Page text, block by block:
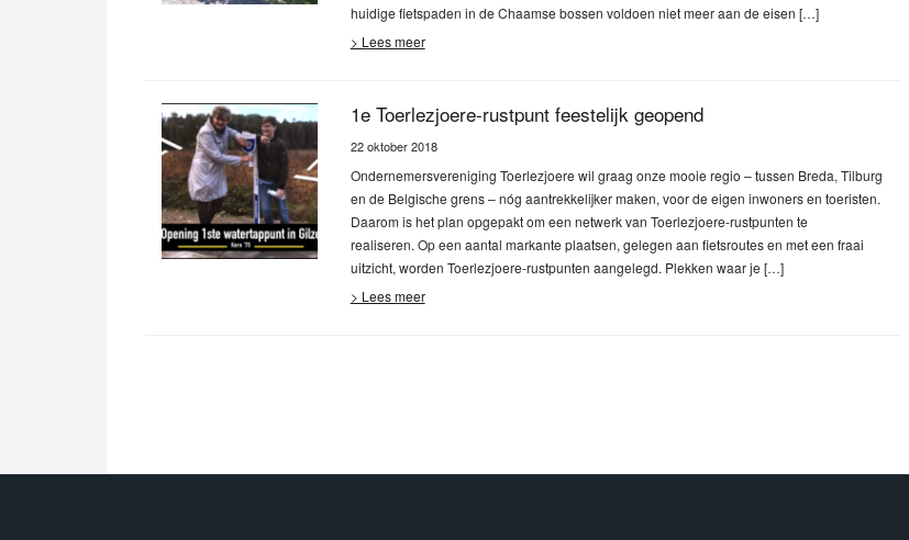
huidige fietspaden in de Chaamse bossen voldoen niet meer aan de eisen […]
> Lees meer
1e Toerlezjoere-rustpunt feestelijk geopend
22 oktober 2018
Ondernemersvereniging Toerlezjoere wil graag onze mooie regio – tussen Breda, Tilburg
en de Belgische grens – nóg aantrekkelijker maken, voor de eigen inwoners en toeristen.
Daarom is het plan opgepakt om een netwerk van Toerlezjoere-rustpunten te
realiseren. Op een aantal markante plaatsen, gelegen aan fietsroutes en met een fraai
uitzicht, worden Toerlezjoere-rustpunten aangelegd. Plekken waar je […]
> Lees meer